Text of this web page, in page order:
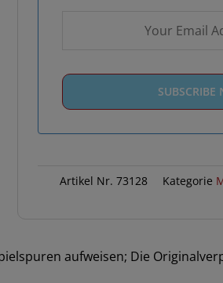
Artikel Nr.73128 Kategorie
aufweisen; Die